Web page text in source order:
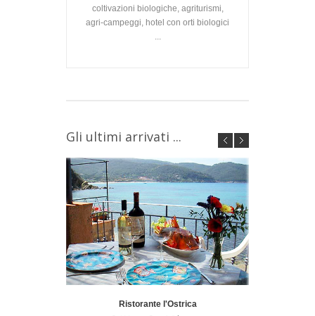
coltivazioni biologiche, agriturismi,
agri-campeggi, hotel con orti biologici
Gli ultimi arrivati ...
Ristorante l'Ostrica